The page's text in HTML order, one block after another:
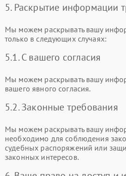
5. Раскрытие информации
Мы можем раскрывать вашу
только в следующих случаях:
5.1. С вашего согласия
Мы можем раскрывать вашу
вашего явного согласия.
5.2. Законные требования
Мы можем раскрывать вашу
необходимо для соблюдения
судебных распоряжений или
законных интересов.